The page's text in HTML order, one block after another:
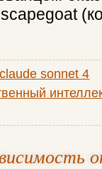
claude sonnet 4